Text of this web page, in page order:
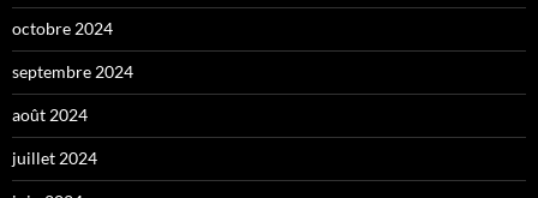
octobre 2024
septembre 2024
août 2024
juillet 2024